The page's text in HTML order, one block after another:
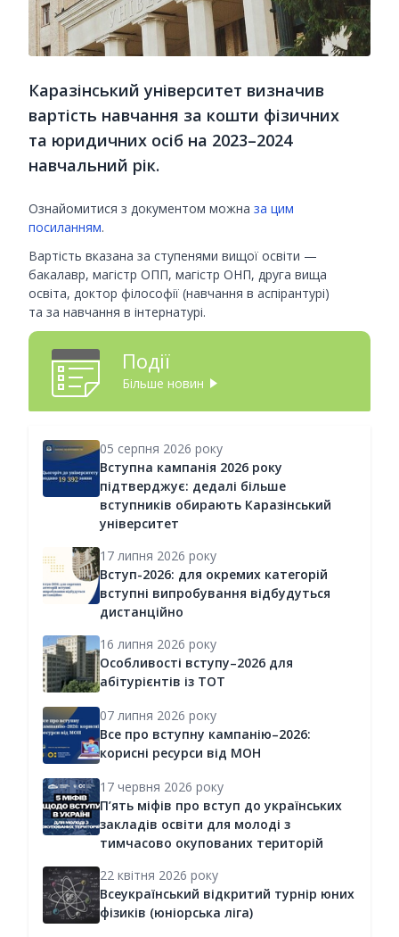
Каразінський університет визначив
вартість навчання за кошти фізичних
та юридичних осіб на 2023–2024
навчальний рік.
Ознайомитися з документом можна за цим
посиланням.
Вартість вказана за ступенями вищої освіти —
бакалавр, магістр ОПП, магістр ОНП, друга вища
освіта, доктор філософії (навчання в аспірантурі)
та за навчання в інтернатурі.
Події
Більше новин
05 серпня 2026 року
Вступна кампанія 2026 року
підтверджує: дедалі більше
вступників обирають Каразінський
університет
17 липня 2026 року
Вступ-2026: для окремих категорій
вступні випробування відбудуться
дистанційно
16 липня 2026 року
Особливості вступу–2026 для
абітурієнтів із ТОТ
07 липня 2026 року
Все про вступну кампанію–2026:
корисні ресурси від МОН
17 червня 2026 року
П’ять міфів про вступ до українських
закладів освіти для молоді з
тимчасово окупованих територій
22 квітня 2026 року
Всеукраїнський відкритий турнір юних
фізиків (юніорська ліга)